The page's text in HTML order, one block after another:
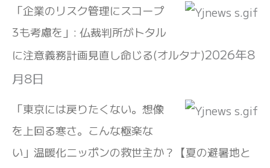
「企業のリスク管理にスコープ
3も考慮を」: 仏裁判所がトタル
に注意義務計画見直し命じる(オルタナ)2026年8
月8日
「東京には戻りたくない。想像
を上回る寒さ。こんな極楽な
い」温暖化ニッポンの救世主か？【夏の避暑地と